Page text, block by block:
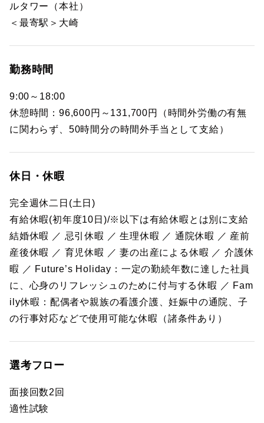
ルタワー（本社）
＜最寄駅＞大崎
勤務時間
9:00～18:00
休憩時間：96,600円～131,700円（時間外労働の有無
に関わらず、50時間分の時間外手当として支給）
休日・休暇
完全週休二日(土日)
有給休暇(初年度10日)/※以下は有給休暇とは別に支給
結婚休暇 ／ 忌引休暇 ／ 生理休暇 ／ 通院休暇 ／ 産前
産後休暇 ／ 育児休暇 ／ 妻の出産による休暇 ／ 介護休
暇 ／ Future’s Holiday：一定の勤続年数に達した社員
に、心身のリフレッシュのために付与する休暇 ／ Fam
ily休暇：配偶者や親族の看護介護、妊娠中の通院、子
の行事対応などで使用可能な休暇（諸条件あり）
選考フロー
面接回数2回
適性試験